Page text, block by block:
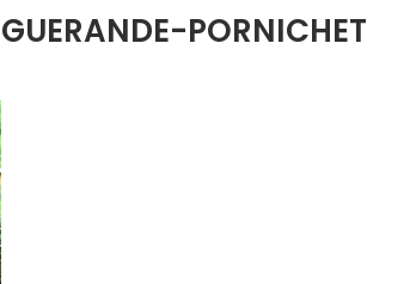
PORNICHET